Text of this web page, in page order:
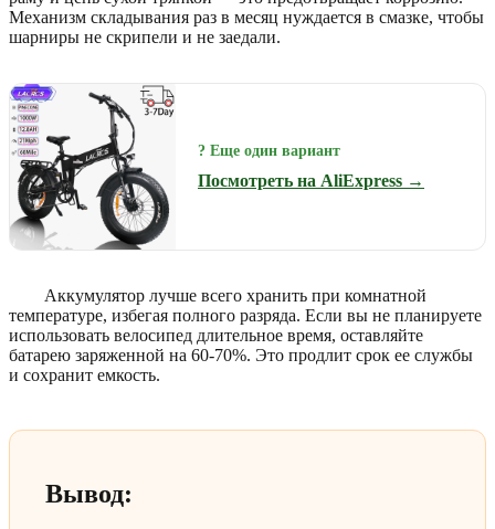
Механизм складывания раз в месяц нуждается в смазке, чтобы
шарниры не скрипели и не заедали.
? Еще один вариант
Посмотреть на AliExpress →
Аккумулятор лучше всего хранить при комнатной
температуре, избегая полного разряда. Если вы не планируете
использовать велосипед длительное время, оставляйте
батарею заряженной на 60-70%. Это продлит срок ее службы
и сохранит емкость.
Вывод: